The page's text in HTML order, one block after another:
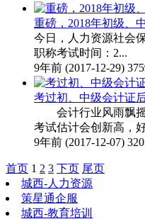
重磅，2018年初级、
今日，人力资源社会
职称考试时间：2...
9年前 (2017-12-29)
考过初、中级会计证
会计行业风雨飘摇
考试估计会创新高
9年前 (2017-12-07)
首页 1 2 3 下页 尾页
城西-人力资源
策星通企服
城西-教育培训